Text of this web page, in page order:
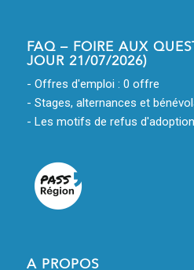
FAQ – FOIRE AUX
JOUR 21/07/2026)
- Offres d'emploi : 0 offre
- Stages, alternances et
- Les motifs de refus d'adoption
A PROPOS